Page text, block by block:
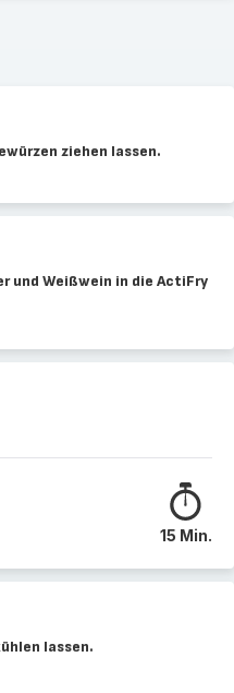
ziehen lassen.
und Weißwein in die ActiFry
15 Min.
lassen.